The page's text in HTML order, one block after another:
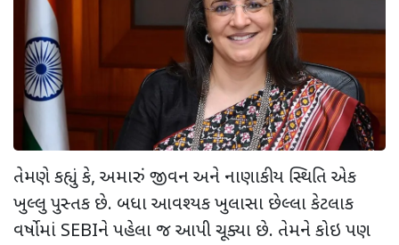
તેમણે કહ્યું કે, અમારું જીવન અને નાણાકીય સ્થિતિ એક
ખુલ્લુ પુસ્તક છે. બધા આવશ્યક ખુલાસા છેલ્લા કેટલાક
વર્ષોમાં SEBIને પહેલા જ આપી ચૂક્યા છે. તેમને કોઇ પણ